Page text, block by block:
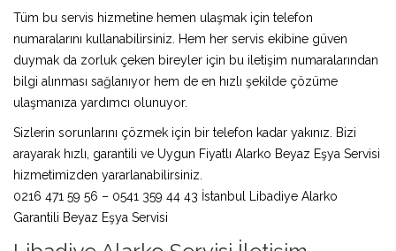
Tüm bu servis hizmetine hemen ulaşmak için telefon
numaralarını kullanabilirsiniz. Hem her servis ekibine güven
duymak da zorluk çeken bireyler için bu iletişim numaralarından
bilgi alınması sağlanıyor hem de en hızlı şekilde çözüme
ulaşmanıza yardımcı olunuyor.
Sizlerin sorunlarını çözmek için bir telefon kadar yakınız. Bizi
arayarak hızlı, garantili ve Uygun Fiyatlı Alarko Beyaz Eşya Servisi
hizmetimizden yararlanabilirsiniz.
0216 471 59 56 – 0541 359 44 43 İstanbul Libadiye Alarko
Garantili Beyaz Eşya Servisi